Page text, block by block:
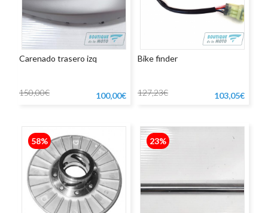
Carenado trasero izq
150,00€ 100,00€
Bike finder
127,23€ 103,05€
58% 23%